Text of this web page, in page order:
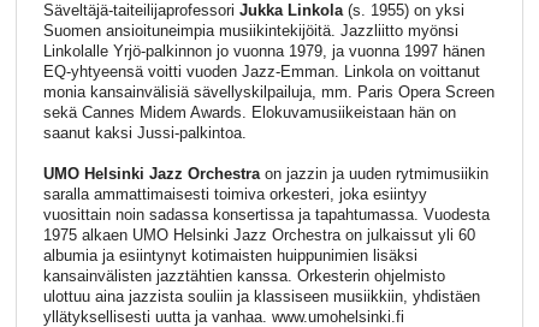
Säveltäjä-taiteilijaprofessori Jukka Linkola(s. 1955) on yksi
Suomen ansioituneimpia musiikintekijöitä. Jazzliitto myönsi
Linkolalle Yrjö-palkinnon jo vuonna 1979, ja vuonna 1997 hänen
EQ-yhtyeensä voitti vuoden Jazz-Emman. Linkola on voittanut
monia kansainvälisiä sävellyskilpailuja, mm. Paris Opera Screen
sekä Cannes Midem Awards. Elokuvamusiikeistaan hän on
saanut kaksi Jussi-palkintoa.
UMO Helsinki Jazz Orchestraon jazzin ja uuden rytmimusiikin
saralla ammattimaisesti toimiva orkesteri, joka esiintyy
vuosittain noin sadassa konsertissa ja tapahtumassa. Vuodesta
1975 alkaen UMO Helsinki Jazz Orchestra on julkaissut yli 60
albumia ja esiintynyt kotimaisten huippunimien lisäksi
kansainvälisten jazztähtien kanssa. Orkesterin ohjelmisto
ulottuu aina jazzista souliin ja klassiseen musiikkiin, yhdistäen
yllätyksellisesti uutta ja vanhaa. www.umohelsinki.fi